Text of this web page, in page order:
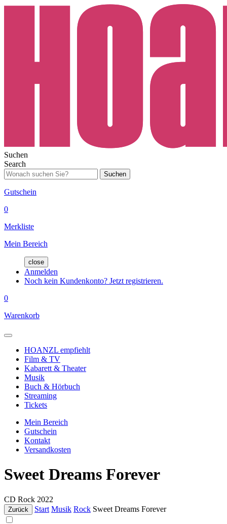
Suchen
Search
Suchen
Gutschein
0
Merkliste
Mein Bereich
close
Anmelden
Noch kein Kundenkonto? Jetzt registrieren.
0
Warenkorb
HOANZL empfiehlt
Film & TV
Kabarett & Theater
Musik
Buch & Hörbuch
Streaming
Tickets
Mein Bereich
Gutschein
Kontakt
Versandkosten
Sweet Dreams Forever
CD Rock 2022
Zurück Start Musik Rock Sweet Dreams Forever